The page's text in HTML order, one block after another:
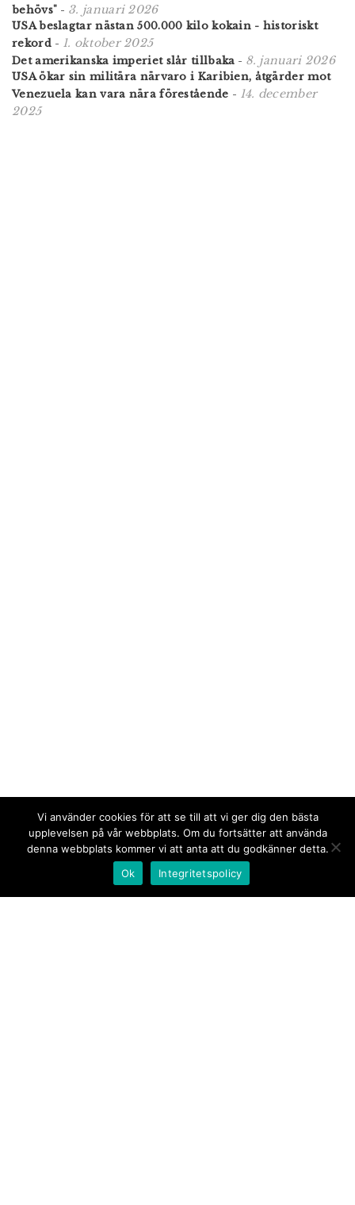
behövs" - 3. januari 2026
USA beslagtar nästan 500.000 kilo kokain - historiskt
rekord- 1. oktober 2025
Det amerikanska imperiet slår tillbaka - 8. januari 2026
USA ökar sin militära närvaro i Karibien, åtgärder mot
Venezuela kan vara nära förestående - 14. december
2025
Vi använder cookies för att se till att vi ger dig den bästa
upplevelsen på vår webbplats. Om du fortsätter att använda
denna webbplats kommer vi att anta att du godkänner detta.
Ok
Integritetspolicy